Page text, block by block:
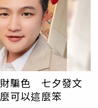
創吃法變成「海鮮湯漬
抹茶布丁」，為用餐體
級海鮮，在「日本橋海
潮，於是在2022年又
興館美食街，2023年則
民眾不用北上，就能享
辻半」登台7年卻被網
地圖上已標示為「永
業者稱因合約到期，該
騙色 七夕發文
可以這麼笨